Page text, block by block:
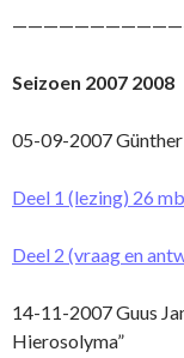
Seizoen 2007 2008
05-09-2007 Günther
Deel 1 (lezing) 26 mb
Deel 2 (vraag en
14-11-2007 Guus
Hierosolyma”